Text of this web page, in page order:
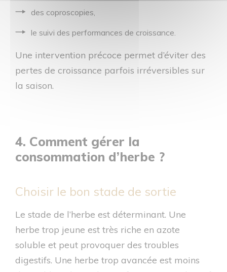
des coproscopies,
le suivi des performances de croissance.
Une intervention précoce permet d’éviter des
pertes de croissance parfois irréversibles sur
la saison.
4. Comment gérer la
consommation d’herbe ?
Choisir le bon stade de sortie
Le stade de l’herbe est déterminant. Une
herbe trop jeune est très riche en azote
soluble et peut provoquer des troubles
digestifs. Une herbe trop avancée est moins